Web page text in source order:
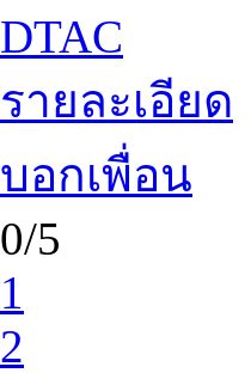
DTAC
รายละเอียด
บอกเพื่อน
0/5
1
2